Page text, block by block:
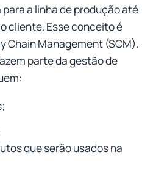
a linha de produção até
cliente. Esse conceito é
Chain Management (SCM).
parte da gestão de
que serão usados na